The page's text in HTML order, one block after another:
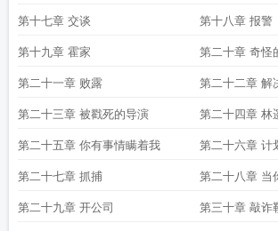
第十七章 交谈 第十八章 报警
第十九章 霍家 第二十章 奇怪
第二十一章 败露 第二十二章 解
第二十三章 被戳死的导演 第二十四章 林
第二十五章 你有事情瞒着我 第二十六章 计
第二十七章 抓捕 第二十八章 当
第二十九章 开公司 第三十章 敲诈